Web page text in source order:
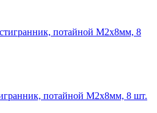
потайной М2х8мм, 8 шт.